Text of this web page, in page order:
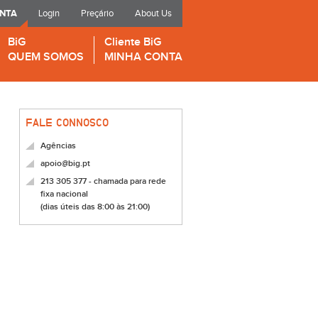
Login Preçário About Us
BiG
QUEM SOMOS
Cliente BiG
MINHA CONTA
FALE CONNOSCO
Agências
apoio@big.pt
213 305 377 - chamada para rede
fixa nacional
(dias úteis das 8:00 às 21:00)